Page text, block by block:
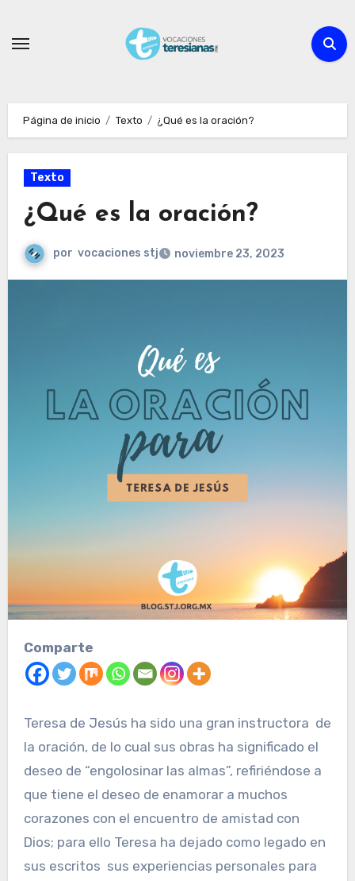
contenido
Página de inicio Texto ¿Qué es la oración?
Texto
¿Qué es la oración?
por vocaciones stj noviembre 23, 2023
Comparte
Teresa de Jesús ha sido una gran instructora de
la oración, de lo cual sus obras ha significado el
deseo de “engolosinar las almas”, refiriéndose a
que tiene el deseo de enamorar a muchos
corazones con el encuentro de amistad con
Dios; para ello Teresa ha dejado como legado en
sus escritos sus experiencias personales para